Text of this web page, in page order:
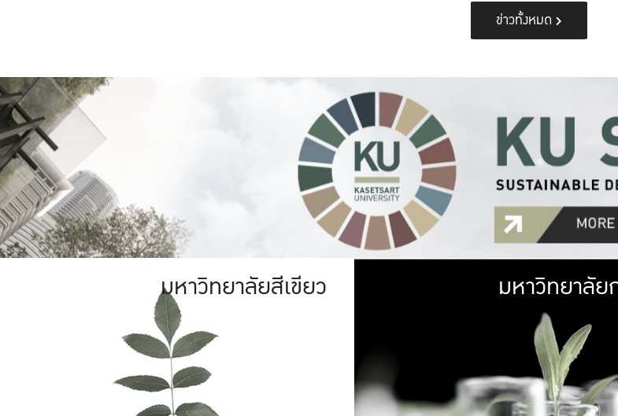
ข่าวทั้งหมด
มหาวิทยาลัยสีเขียว
เกษตรศ
เ
เกษตรในเมื
ที่
มหาวิทยาลัย